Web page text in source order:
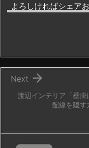
よろしければシェア
渡辺インテリア「壁掛
配線を隠す

Next